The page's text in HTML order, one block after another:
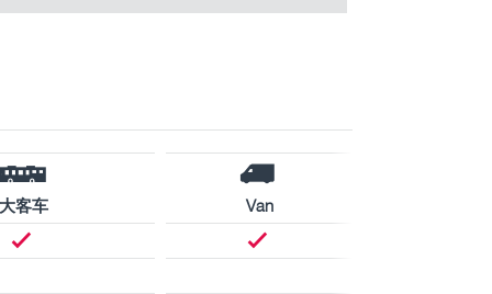
客车 Van